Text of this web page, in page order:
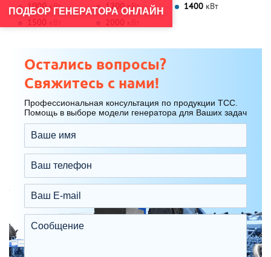
1000 кВт 1200 кВт 1400 кВт
1500
2000
Остались вопросы?
Свяжитесь с нами!
Профессиональная консультация по продукции ТСС.
Помощь в выборе модели генератора для Ваших задач
ПОДБОР ГЕНЕРАТОРА ОНЛАЙН